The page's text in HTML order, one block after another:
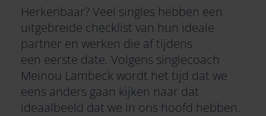
Herkenbaar? Veel singles hebben een
uitgebreide checklist van hun ideale
partner en werken die af tijdens
een eerste date. Volgens singlecoach
Meinou Lambeck wordt het tijd dat we
eens anders gaan kijken naar dat
ideaalbeeld dat we in ons hoofd hebben.